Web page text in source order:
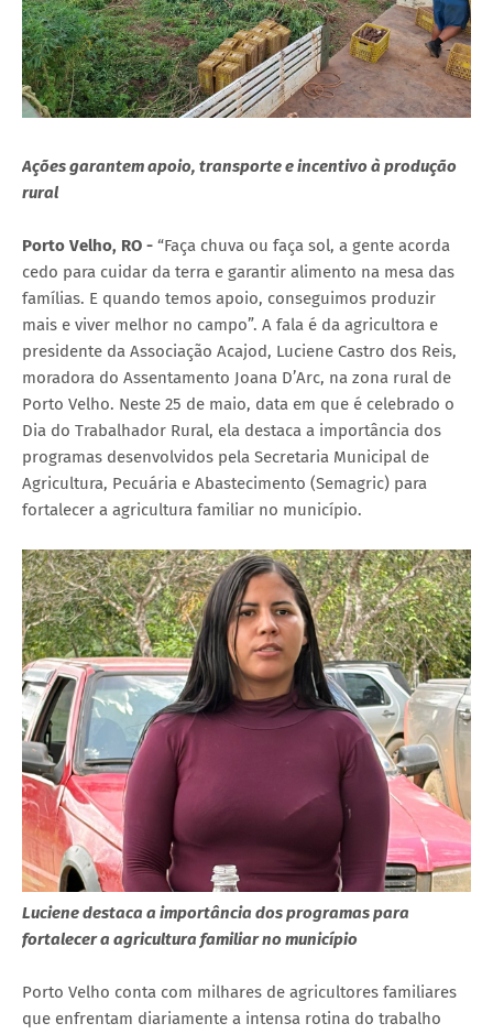
Ações garantem apoio, transporte e incentivo à produção
rural
Porto Velho, RO - “Faça chuva ou faça sol, a gente acorda
cedo para cuidar da terra e garantir alimento na mesa das
famílias. E quando temos apoio, conseguimos produzir
mais e viver melhor no campo”. A fala é da agricultora e
presidente da Associação Acajod, Luciene Castro dos Reis,
moradora do Assentamento Joana D’Arc, na zona rural de
Porto Velho. Neste 25 de maio, data em que é celebrado o
Dia do Trabalhador Rural, ela destaca a importância dos
programas desenvolvidos pela Secretaria Municipal de
Agricultura, Pecuária e Abastecimento (Semagric) para
fortalecer a agricultura familiar no município.
Luciene destaca a importância dos programas para
fortalecer a agricultura familiar no município
Porto Velho conta com milhares de agricultores familiares
que enfrentam diariamente a intensa rotina do trabalho